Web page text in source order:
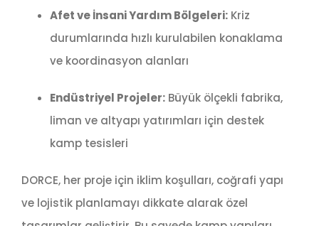
Afet ve İnsani Yardım Bölgeleri:Kriz
durumlarında hızlı kurulabilen konaklama
ve koordinasyon alanları
Endüstriyel Projeler:Büyük ölçekli fabrika,
liman ve altyapı yatırımları için destek
kamp tesisleri
DORCE, her proje için iklim koşulları, coğrafi yapı
ve lojistik planlamayı dikkate alarak özel